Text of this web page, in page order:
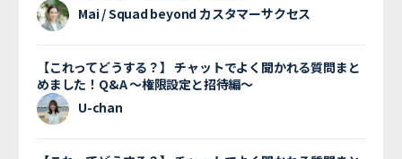
Mai / Squad beyond カスタマーサクセス
【これってどうする？】 チャットでよく聞かれる質問まと
めました！Q&A 〜権限設定と招待編〜
U-chan